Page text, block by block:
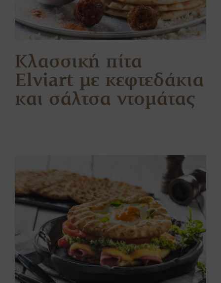
Κλασσική πίτα
Elviart με κεφτεδάκια
και σάλτσα ντομάτας